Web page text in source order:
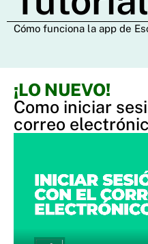
Cómo funciona la app de
¡LO NUEVO!
Como iniciar
correo